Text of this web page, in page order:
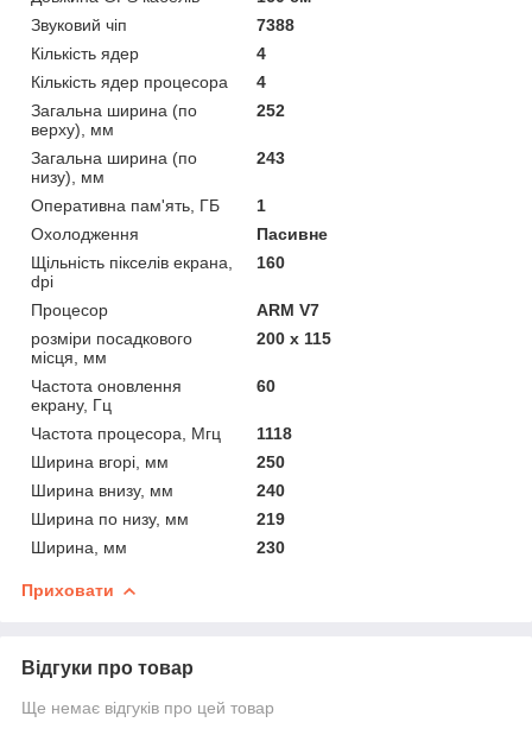
Звуковий чіп
7388
Кількість ядер
4
Кількість ядер процесора
4
Загальна ширина (по
верху), мм
252
Загальна ширина (по
низу), мм
243
Оперативна пам'ять, ГБ
1
Охолодження
Пасивне
Щільність пікселів екрана,
dpi
160
Процесор
ARM V7
розміри посадкового
місця, мм
200 х 115
Частота оновлення
екрану, Гц
60
Частота процесора, Мгц
1118
Ширина вгорі, мм
250
Ширина внизу, мм
240
Ширина по низу, мм
219
Ширина, мм
230
Приховати
Відгуки про товар
Ще немає відгуків про цей товар